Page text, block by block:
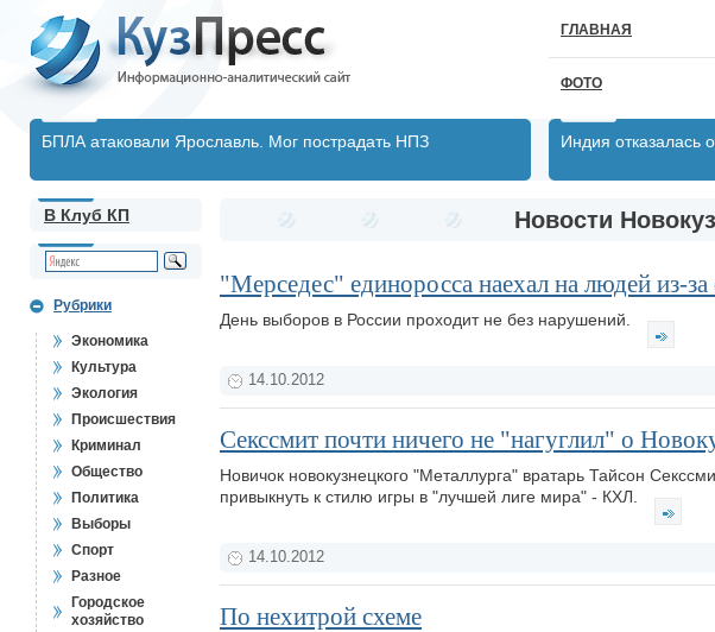
ГЛАВНАЯ
ФОТО
БПЛА атаковали Ярославль. Мог пострадать НПЗ Индия отказалась
В Клуб КП
Рубрики
Экономика
Культура
Экология
Происшествия
Криминал
Общество
Политика
Выборы
Спорт
Разное
Городское
хозяйство
Новости
"Мерседес" единоросса наехал на людей из-
День выборов в России проходит не без нарушений.
14.10.2012
Секссмит почти ничего не "нагуглил" о
Новичок новокузнецкого "Металлурга" вратарь Тайсон
привыкнуть к стилю игры в "лучшей лиге мира" - КХЛ.
14.10.2012
По нехитрой схеме